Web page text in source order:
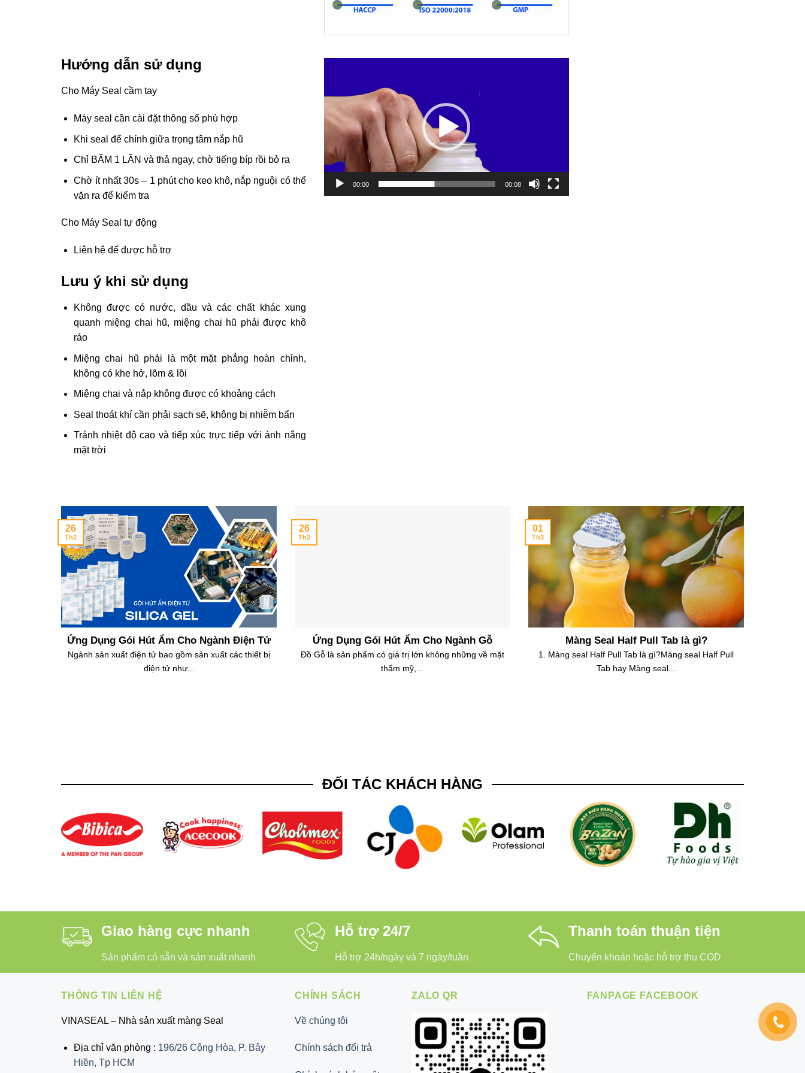
Hướng dẫn sử dụng
Cho Máy Seal cầm tay
Máy seal cần cài đặt thông số phù hợp
Khi seal để chính giữa trọng tâm nắp hũ
Chỉ BẤM 1 LẦN và thả ngay, chờ tiếng bíp rồi bỏ ra
Chờ ít nhất 30s – 1 phút cho keo khô, nắp nguội có thể
vặn ra để kiểm tra
Cho Máy Seal tự động
Liên hệ để được hỗ trợ
Lưu ý khi sử dụng
Không được có nước, dầu và các chất khác xung
quanh miệng chai hũ, miệng chai hũ phải được khô
ráo
Miệng chai hũ phải là một mặt phẳng hoàn chỉnh,
không có khe hở, lõm & lồi
Miệng chai và nắp không được có khoảng cách
Seal thoát khí cần phải sạch sẽ, không bị nhiễm bẩn
Tránh nhiệt độ cao và tiếp xúc trực tiếp với ánh nắng
mặt trời
Video
00:00 00:08
Màng Seal Half Pull Tab là gì?
1. Màng seal Half Pull Tab là gì?Màng seal Half Pull
Tab hay Màng seal...
01
Th3
Ứng Dụng Gói Hút Ẩm Cho Ngành Điện Tử
Ngành sản xuất điện tử bao gồm sản xuất các thiết bị
điện tử như...
26
Th2
Ứng Dụng Gói Hút Ẩm Cho Ngành Gỗ
Đồ Gỗ là sản phẩm có giá trị lớn không những về mặt
thẩm mỹ,...
26
Th2
ĐỐI TÁC KHÁCH HÀNG
Giao hàng cực nhanh
Sản phẩm có sẵn và sản xuất nhanh
Hỗ trợ 24/7
Hỗ trợ 24h/ngày và 7 ngày/tuần
Thanh toán thuận tiện
Chuyển khoản hoặc hỗ trợ thu COD
THÔNG TIN LIÊN HỆ
VINASEAL – Nhà sản xuất màng Seal
Địa chỉ văn phòng : 196/26 Cộng Hòa, P. Bảy
Hiền, Tp HCM
CHÍNH SÁCH
Về chúng tôi
Chính sách đổi trả
ZALO QR FANPAGE FACEBOOK